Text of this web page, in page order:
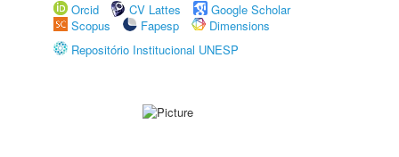
Orcid
CV Lattes
Google Scholar
Scopus
Fapesp
Dimensions
Repositório Institucional UNESP